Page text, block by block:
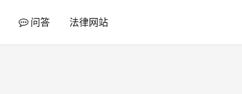
问答 法律网站